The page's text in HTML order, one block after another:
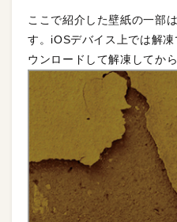
ここで紹介した壁紙の一部
す。iOSデバイス上では解
ウンロードして解凍してか